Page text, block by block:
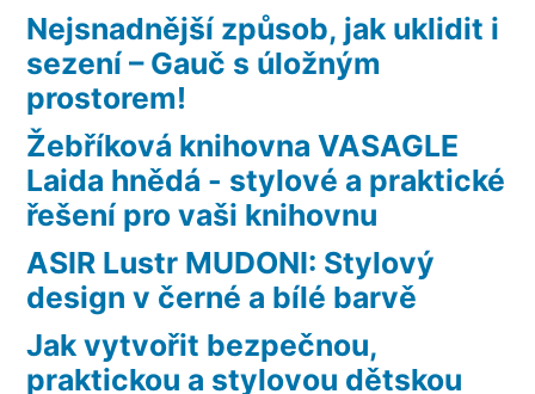
Nejsnadnější způsob, jak uklidit i
sezení – Gauč s úložným
prostorem!
Žebříková knihovna VASAGLE
Laida hnědá - stylové a praktické
řešení pro vaši knihovnu
ASIR Lustr MUDONI: Stylový
design v černé a bílé barvě
Jak vytvořit bezpečnou,
praktickou a stylovou dětskou